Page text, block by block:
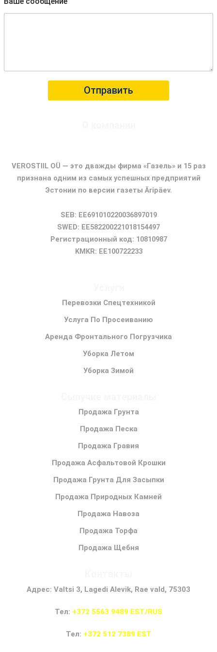
Отправить
VEROSTIIL OÜ — это дважды фирма «Газель» и 15 раз
признана одним из самых успешных предприятий
Эстонии по версии газеты Äripäev.
SEB: EE691010220036897019
SWED: EE582200221018154497
Регистрационный код: 10810987
KMKR: EE100722233
Перевозки Спецтехникой
Услуга По Просеиванию
Аренда Фронтального Погрузчика
Уборка Летом
Уборка Зимой
Продажа Грунта
Продажа Песка
Продажа Гравия
Продажа Асфальтовой Крошки
Продажа Грунта Для Засыпки
Продажа Природных Камней
Продажа Навоза
Продажа Торфа
Продажа Щебня
Адрес: Valtsi 3, Lagedi Alevik, Rae vald, 75303
Тел: +372 5563 9489 EST/RUS
Тел: +372 512 7389 EST